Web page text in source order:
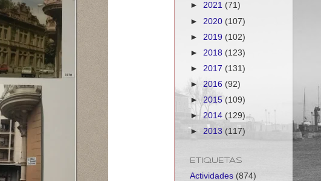
► 2021 (71)
► 2020 (107)
► 2019 (102)
► 2018 (123)
► 2017 (131)
► 2016 (92)
►2015 (109)
► 2014 (129)
► 2013 (117)
ETIQUETAS
Actividades (874)